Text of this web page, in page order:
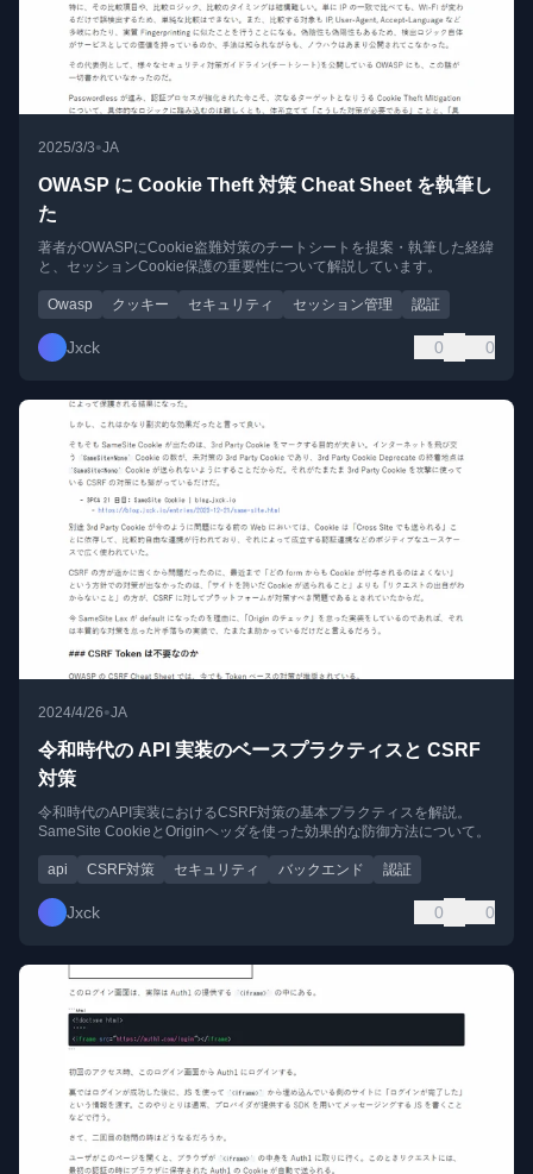
2025/3/3•JA
OWASP に Cookie Theft 対策 Cheat Sheet を執筆し
た
著者がOWASPにCookie盗難対策のチートシートを提案・執筆した経緯
と、セッションCookie保護の重要性について解説しています。
Owasp クッキー セキュリティ セッション管理 認証
Jxck 0 0
2024/4/26•JA
令和時代の API 実装のベースプラクティスと CSRF
対策
令和時代のAPI実装におけるCSRF対策の基本プラクティスを解説。
SameSite CookieとOriginヘッダを使った効果的な防御方法について。
api CSRF対策 セキュリティ バックエンド 認証
Jxck 0 0